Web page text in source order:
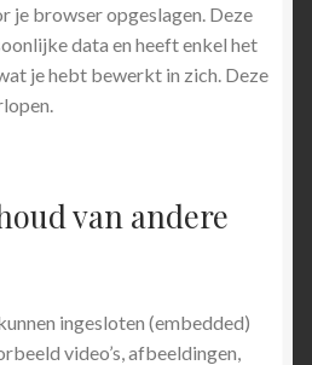
je browser opgeslagen. Deze
data en heeft enkel het
je hebt bewerkt in zich. Deze
van andere
ingesloten (embedded)
video’s, afbeeldingen,